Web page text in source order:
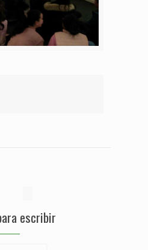
escribir